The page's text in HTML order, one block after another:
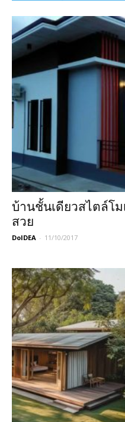
บ้านชั้นเดียวสไตล์โ
สวย
DoIDEA - 11/10/2017